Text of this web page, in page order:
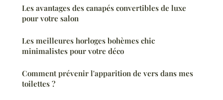
Les avantages des canapés convertibles de luxe
pour votre salon
Les meilleures horloges bohèmes chic
minimalistes pour votre déco
Comment prévenir l'apparition de vers dans mes
toilettes ?